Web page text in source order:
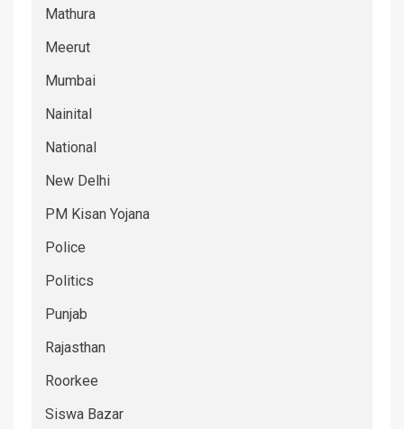
Mathura
Meerut
Mumbai
Nainital
National
New Delhi
PM Kisan Yojana
Police
Politics
Punjab
Rajasthan
Roorkee
Siswa Bazar